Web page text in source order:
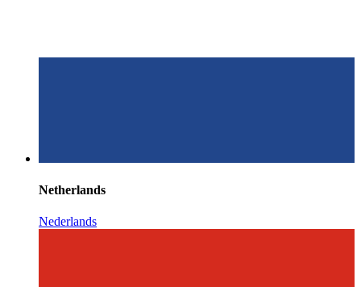
Netherlands
Nederlands